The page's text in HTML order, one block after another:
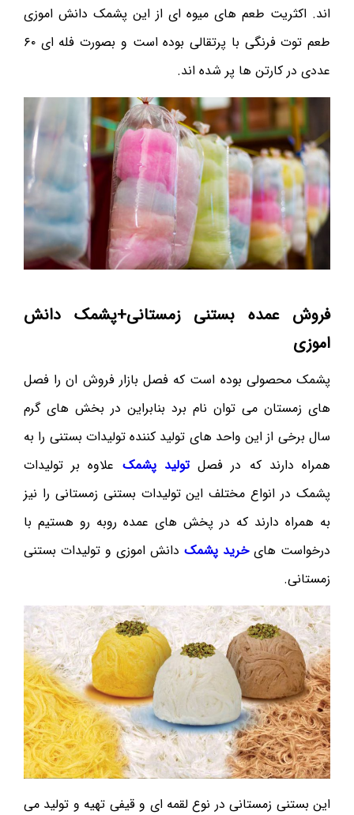
اند. اکثریت طعم های میوه ای از این پشمک دانش اموزی
طعم توت فرنگی با پرتقالی بوده است و بصورت فله ای ۶۰
عددی در کارتن ها پر شده اند.
فروش عمده بستنی زمستانی+پشمک دانش
اموزی
پشمک محصولی بوده است که فصل بازار فروش ان را فصل
های زمستان می توان نام برد بنابراین در بخش های گرم
سال برخی از این واحد های تولید کننده تولیدات بستنی را به
همراه دارند که در فصلتولید پشمک علاوه بر تولیدات
پشمک در انواع مختلف این تولیدات بستنی زمستانی را نیز
به همراه دارند که در پخش های عمده روبه رو هستیم با
درخواست هایخرید پشمک دانش اموزی و تولیدات بستنی
زمستانی.
این بستنی زمستانی در نوع لقمه ای و قیفی تهیه و تولید می